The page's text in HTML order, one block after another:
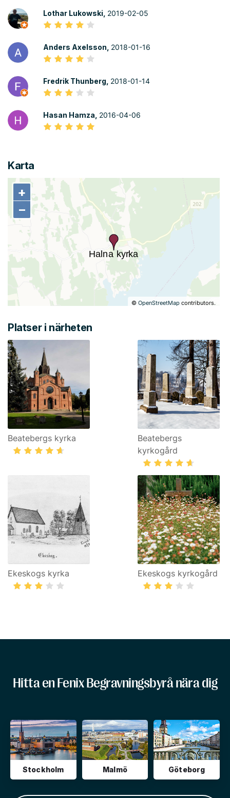
Lothar Lukowski, 2019-02-05
Anders Axelsson, 2018-01-16
Fredrik Thunberg, 2018-01-14
Hasan Hamza, 2016-04-06
Karta
+
−
©OpenStreetMap contributors.
+
−
Platser i närheten
Beatebergs kyrka
Beatebergs
kyrkogård
Ekeskogs kyrka Ekeskogs kyrkogård
Hitta en Fenix Begravningsbyrå nära dig
Stockholm Malmö Göteborg